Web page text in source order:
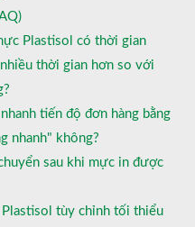
Plastisol có thời gian
thời gian hơn so với
tiến độ đơn hàng bằng
nhanh" không?
sau khi mực in được
tùy chỉnh tối thiểu